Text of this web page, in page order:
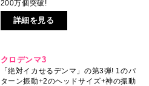
200万個突破!
詳細を見る
クロデンマ3
「絶対イカせるデンマ」の第3弾! 1のパ
ターン振動+2のヘッドサイズ+神の振動